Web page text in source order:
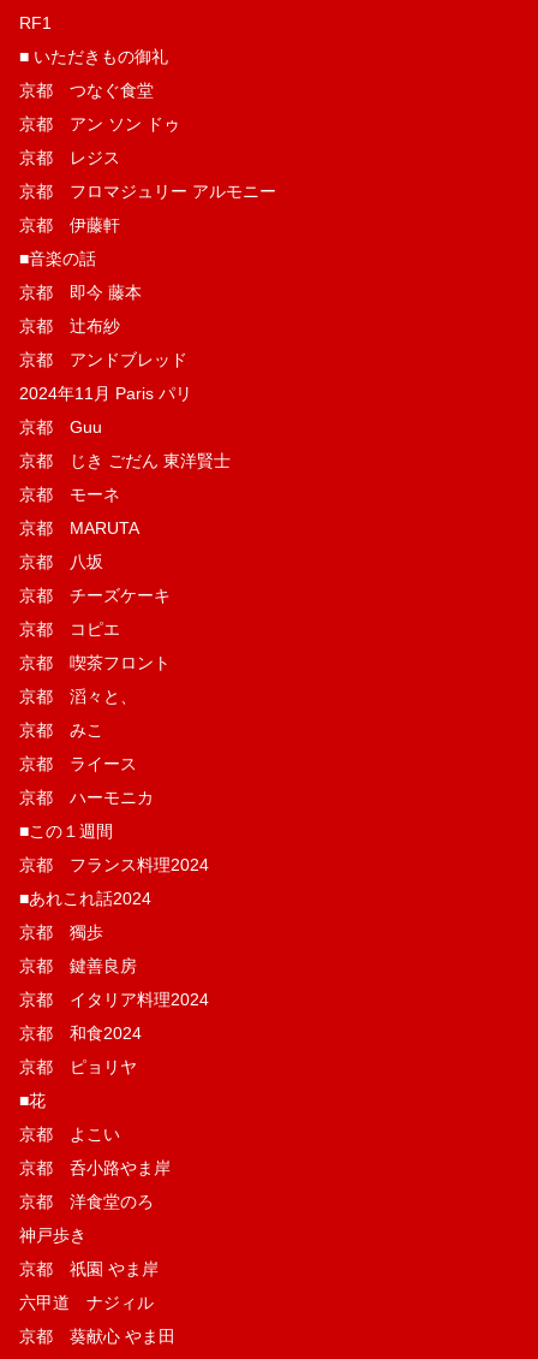
RF1
■ いただきもの御礼
京都 つなぐ食堂
京都 アン ソン ドゥ
京都 レジス
京都 フロマジュリー アルモニー
京都 伊藤軒
■音楽の話
京都 即今 藤本
京都 辻布紗
京都 アンドブレッド
2024年11月 Paris パリ
京都 Guu
京都 じき ごだん 東洋賢士
京都 モーネ
京都 MARUTA
京都 八坂
京都 チーズケーキ
京都 コピエ
京都 喫茶フロント
京都 滔々と、
京都 みこ
京都 ライース
京都 ハーモニカ
■この１週間
京都 フランス料理2024
■あれこれ話2024
京都 獨歩
京都 鍵善良房
京都 イタリア料理2024
京都 和食2024
京都 ピョリヤ
■花
京都 よこい
京都 呑小路やま岸
京都 洋食堂のろ
神戸歩き
京都 祇園 やま岸
六甲道 ナジィル
京都 葵献心 やま田